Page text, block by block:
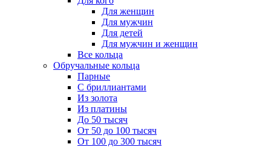
Для женщин
Для мужчин
Для детей
Для мужчин и женщин
Все кольца
Обручальные кольца
Парные
С бриллиантами
Из золота
Из платины
До 50 тысяч
От 50 до 100 тысяч
От 100 до 300 тысяч